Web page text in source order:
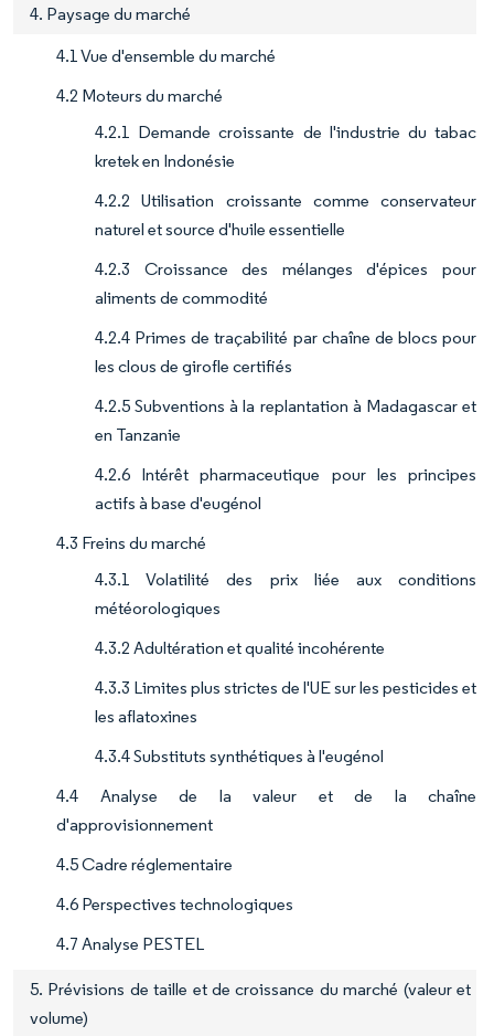
4. Paysage du marché
4.1 Vue d'ensemble du marché
4.2 Moteurs du marché
4.2.1 Demande croissante de l'industrie du tabac
kretek en Indonésie
4.2.2 Utilisation croissante comme conservateur
naturel et source d'huile essentielle
4.2.3 Croissance des mélanges d'épices pour
aliments de commodité
4.2.4 Primes de traçabilité par chaîne de blocs pour
les clous de girofle certifiés
4.2.5 Subventions à la replantation à Madagascar et
en Tanzanie
4.2.6 Intérêt pharmaceutique pour les principes
actifs à base d'eugénol
4.3 Freins du marché
4.3.1 Volatilité des prix liée aux conditions
météorologiques
4.3.2 Adultération et qualité incohérente
4.3.3 Limites plus strictes de l'UE sur les pesticides et
les aflatoxines
4.3.4 Substituts synthétiques à l'eugénol
4.4 Analyse de la valeur et de la chaîne
d'approvisionnement
4.5 Cadre réglementaire
4.6 Perspectives technologiques
4.7 Analyse PESTEL
5. Prévisions de taille et de croissance du marché (valeur et
volume)